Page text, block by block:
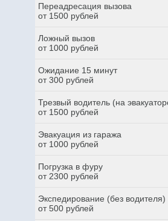
Переадресация вызова
от 1500 рублей
Ложный вызов
от 1000 рублей
Ожидание 15 минут
от 300 рублей
Трезвый водитель (на
от 1500 рублей
Эвакуация из гаража
от 1000 рублей
Погрузка в фуру
от 2300 рублей
Экспедирование (без водителя)
от 500 рублей